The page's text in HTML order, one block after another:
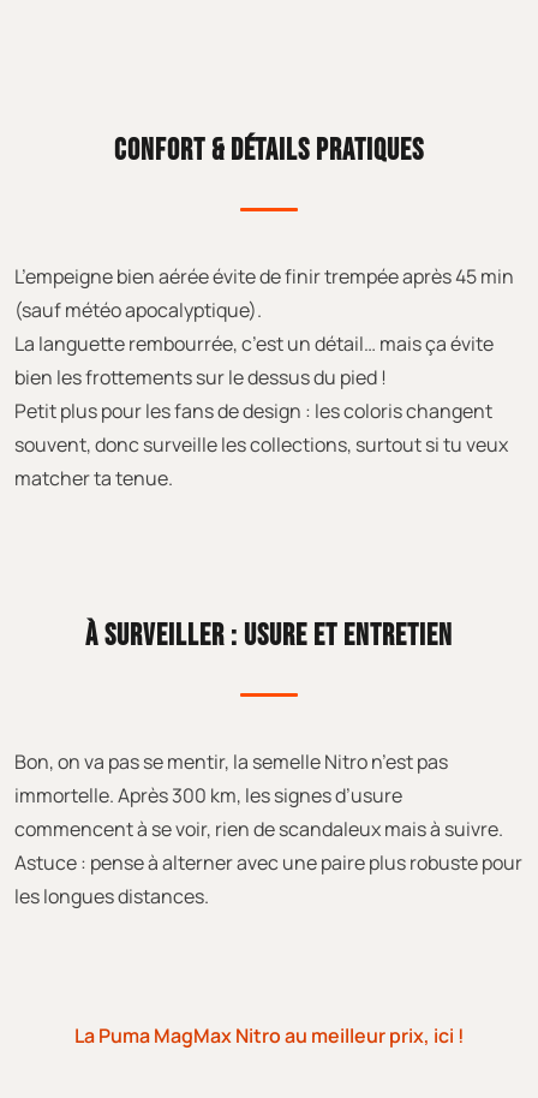
CONFORT & DÉTAILS PRATIQUES
L’empeigne bien aérée évite de finir trempée après 45 min
(sauf météo apocalyptique).
La languette rembourrée, c’est un détail… mais ça évite
bien les frottements sur le dessus du pied !
Petit plus pour les fans de design : les coloris changent
souvent, donc surveille les collections, surtout si tu veux
matcher ta tenue.
À SURVEILLER : USURE ET ENTRETIEN
Bon, on va pas se mentir, la semelle Nitro n’est pas
immortelle. Après 300 km, les signes d’usure
commencent à se voir, rien de scandaleux mais à suivre.
Astuce : pense à alterner avec une paire plus robuste pour
les longues distances.
La Puma MagMax Nitro au meilleur prix, ici !